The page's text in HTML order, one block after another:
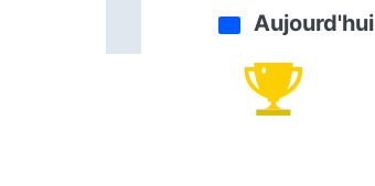
Aujourd'hui